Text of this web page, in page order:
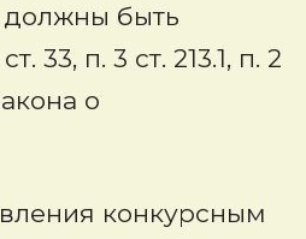
должны быть
33, п. 3 ст. 213.1, п. 2
о
конкурсным